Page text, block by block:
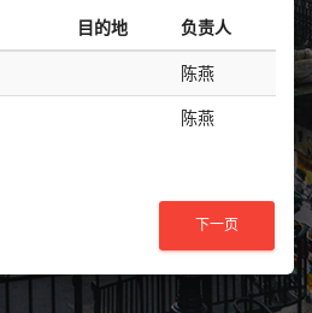
目的地 负责人
陈燕
陈燕